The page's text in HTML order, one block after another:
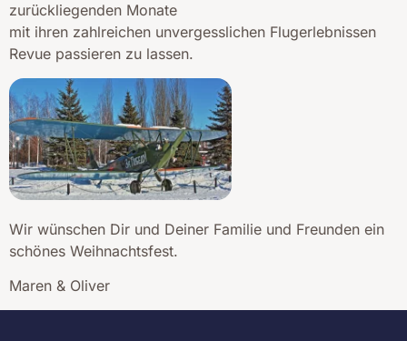
zurückliegenden Monate
mit ihren zahlreichen unvergesslichen Flugerlebnissen
Revue passieren zu lassen.
Wir wünschen Dir und Deiner Familie und Freunden ein
schönes Weihnachtsfest.
Maren & Oliver